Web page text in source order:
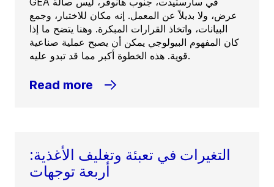
عرض، ولا بديلاً عن المعمل. إنه مكان للاختبار، وجمع
البيانات، واتخاذ القرارات المبكرة. وهنا يتضح ما إذا
كان المفهوم البيولوجي يمكن أن يصبح عملية صناعية
قوية. هذه الخطوة أكبر مما قد تبدو عليه.
Read more
التغيرات في تعبئة وتغليف الأغذية:
أربعة توجهات